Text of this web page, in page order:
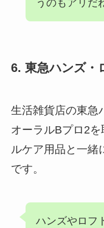
うのもアリだ
6. 東急ハンズ・
生活雑貨店の東急
オーラルBプロ2
ルケア用品と一緒
です。
ハンズやロフ